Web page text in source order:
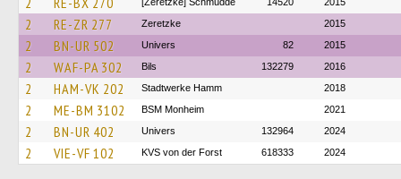
2 RE-ZR 277 Zeretzke 2015
2 BN-UR 502 Univers 82 2015
2 WAF-PA 302 Bils 132279 2016
2 HAM-VK 202 Stadtwerke Hamm 2018
2 ME-BM 3102 BSM Monheim 2021
2 BN-UR 402 Univers 132964 2024
2 VIE-VF 102 KVS von der Forst 618333 2024